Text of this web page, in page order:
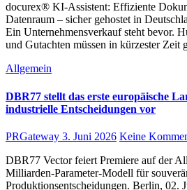
docurex® KI-Assistent: Effiziente Dokumentenanalyse im virtuellen
Datenraum – sicher gehostet in
Ein Unternehmensverkauf steht bevor.
und Gutachten müssen in kürzester Zeit
Allgemein
DBR77 stellt das erste europäische
industrielle Entscheidungen vor
PRGateway 3. Juni 2026 Keine
DBR77 Vector feiert Premiere auf der All About Automation: 120-
Milliarden-Parameter-Modell für
Produktionsentscheidungen. Berlin, 02.